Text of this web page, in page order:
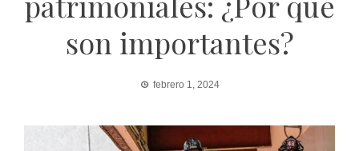
son importantes?
febrero 1, 2024